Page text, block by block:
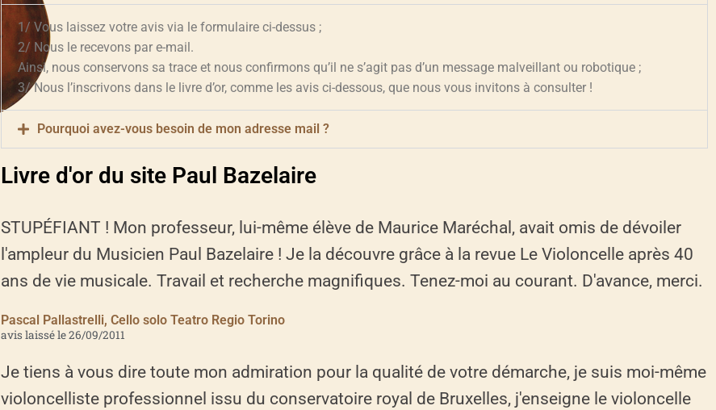
1/ Vous laissez votre avis via le formulaire ci-dessus ;
2/ Nous le recevons par e-mail.
Ainsi, nous conservons sa trace et nous confirmons qu’il ne s’agit pas d’un message malveillant ou robotique ;
3/ Nous l’inscrivons dans le livre d’or, comme les avis ci-dessous, que nous vous invitons à consulter !
Pourquoi avez-vous besoin de mon adresse mail ?
Livre d'or du site Paul Bazelaire
STUPÉFIANT ! Mon professeur, lui-même élève de Maurice Maréchal, avait omis de dévoiler
l'ampleur du Musicien Paul Bazelaire ! Je la découvre grâce à la revue Le Violoncelle après 40
ans de vie musicale. Travail et recherche magnifiques. Tenez-moi au courant. D'avance, merci.
Pascal Pallastrelli, Cello solo Teatro Regio Torino
avis laissé le 26/09/2011
Je tiens à vous dire toute mon admiration pour la qualité de votre démarche, je suis moi-même
violoncelliste professionnel issu du conservatoire royal de Bruxelles, j'enseigne le violoncelle